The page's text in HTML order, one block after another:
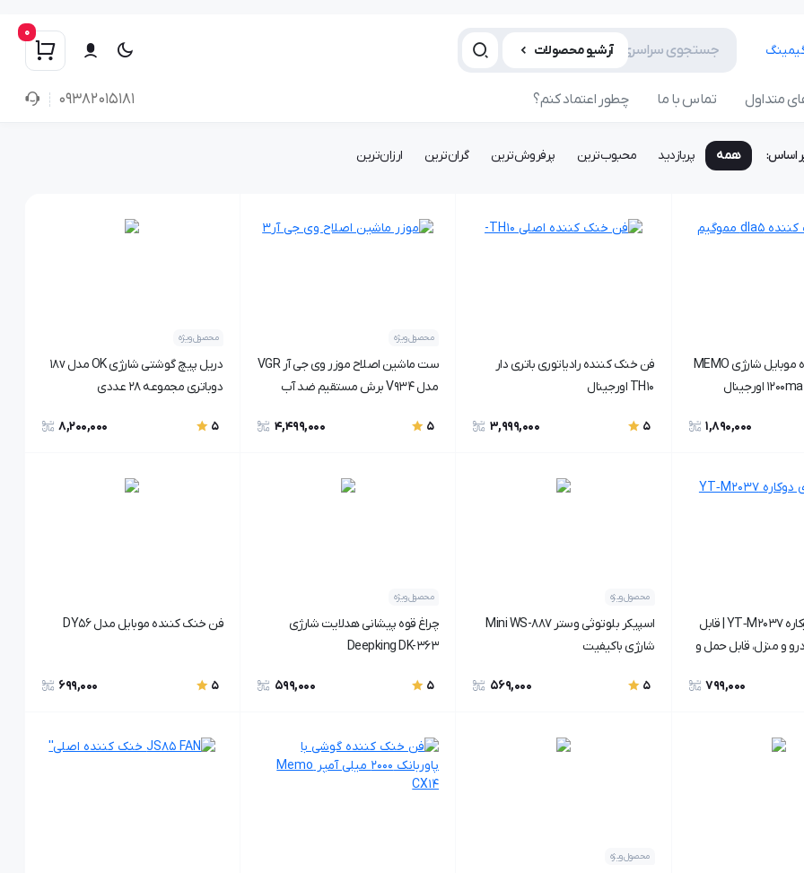
آرشیو محصولات
0
متداول تماس با ما چطور اعتماد کنم؟ ۰۹۳۸۲۰۱۵۱۸۱
اساس: همه پربازدید محبوب‌ترین پرفروش‌ترین گران‌ترین ارزان‌ترین
فن خنک کننده موبایل شارژی MEMO
1,890,000
فن خنک کننده رادیاتوری باتری دار
TH10 اورجینال
5
3,999,000
محصول ویژه
ست ماشین اصلاح موزر وی جی آر VGR
مدل V934 برش مستقیم ضد آب
5
4,499,000
محصول ویژه
دریل پیچ گوشتی شارژی OK مدل 18v
دوباتری مجموعه 28 عددی
5
8,200,000
جارو شارژی دوکاره YT‑M2037 | قابل
و منزل، قابل حمل و
799,000
محصول ویژه
اسپیکر بلوتوثی وستر Mini WS-887
شارژی باکیفیت
5
569,000
محصول ویژه
چراغ قوه پیشانی هدلایت شارژی
Deepking DK-363
5
599,000
فن خنک کننده موبایل مدل DY56
5
699,000
محصول ویژه